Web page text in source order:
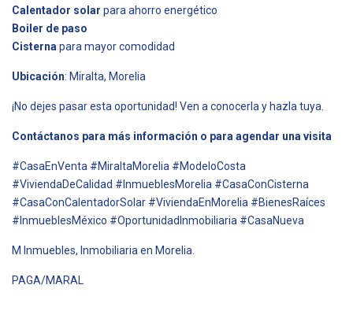
Calentador solar para ahorro energético
Boiler de paso
Cisternapara mayor comodidad
Ubicación: Miralta, Morelia
¡No dejes pasar esta oportunidad! Ven a conocerla y hazla tuya.
Contáctanos para más información o para agendar una visita
#CasaEnVenta #MiraltaMorelia #ModeloCosta
#ViviendaDeCalidad #InmueblesMorelia #CasaConCisterna
#CasaConCalentadorSolar #ViviendaEnMorelia #BienesRaíces
#InmueblesMéxico #OportunidadInmobiliaria #CasaNueva
M Inmuebles, Inmobiliaria en Morelia.
PAGA/MARAL